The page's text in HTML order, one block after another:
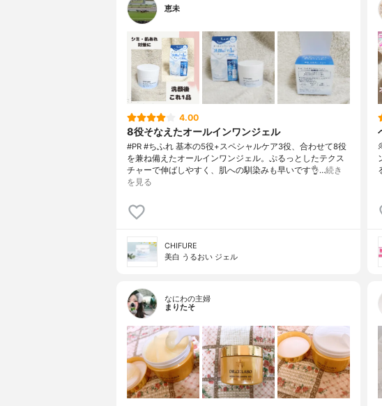
恵未
4.00
8役そなえたオールインワンジェル
#PR #ちふれ 基本の5役+スペシャルケア3役、合わせて8役
を兼ね備えたオールインワンジェル。ぷるっとしたテクス
チャーで伸ばしやすく、肌への馴染みも早いです👌…続き
を見る
CHIFURE
美白 うるおい ジェル
なにわの主婦
まりたそ